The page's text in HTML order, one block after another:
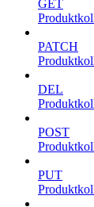
GET
PATCH
DEL
POST
PUT